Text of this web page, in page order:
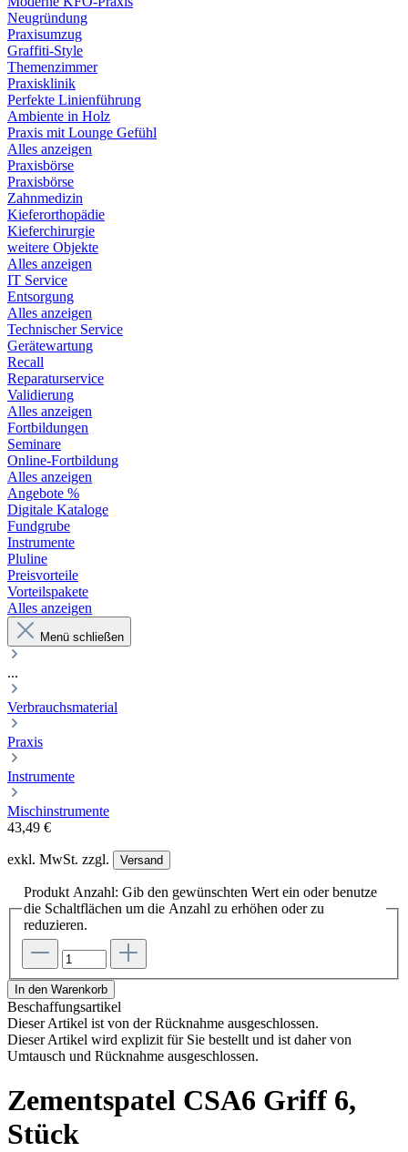
Neugründung
Praxisumzug
Graffiti-Style
Themenzimmer
Praxisklinik
Perfekte Linienführung
Ambiente in Holz
Praxis mit Lounge Gefühl
Alles anzeigen
Praxisbörse
Praxisbörse
Zahnmedizin
Kieferorthopädie
Kieferchirurgie
weitere Objekte
Alles anzeigen
IT Service
Entsorgung
Alles anzeigen
Technischer Service
Gerätewartung
Recall
Reparaturservice
Validierung
Alles anzeigen
Fortbildungen
Seminare
Online-Fortbildung
Alles anzeigen
Angebote %
Digitale Kataloge
Fundgrube
Instrumente
Pluline
Preisvorteile
Vorteilspakete
Alles anzeigen
Menü schließen
...
Verbrauchsmaterial
Praxis
Instrumente
Mischinstrumente
43,49 €
exkl. MwSt. zzgl. Versand
Produkt Anzahl: Gib den gewünschten Wert ein oder benutze
die Schaltflächen um die Anzahl zu erhöhen oder zu
reduzieren.
In den Warenkorb
Beschaffungsartikel
Dieser Artikel ist von der Rücknahme ausgeschlossen.
Dieser Artikel wird explizit für Sie bestellt und ist daher von
Umtausch und Rücknahme ausgeschlossen.
Zementspatel CSA6 Griff 6,
Stück